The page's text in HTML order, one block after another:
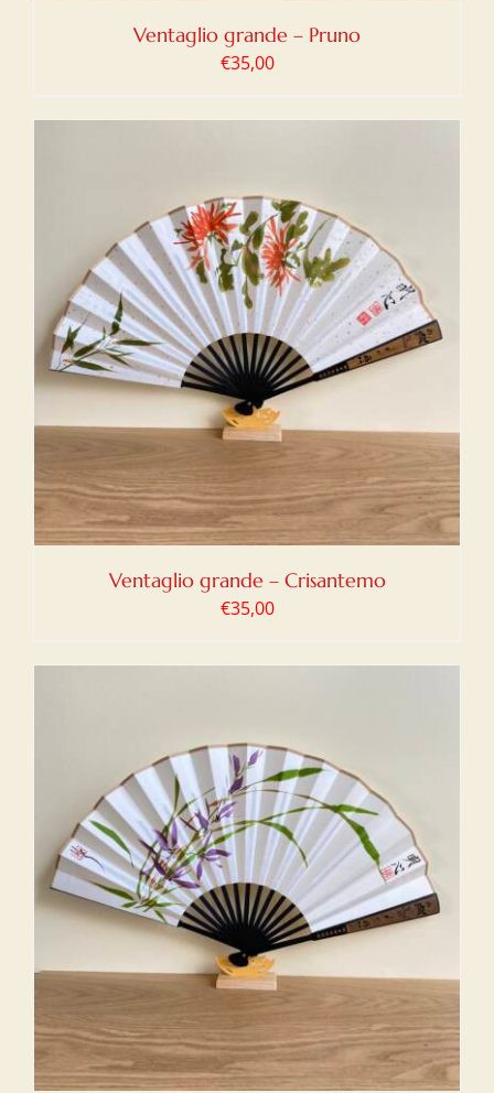
Ventaglio grande – Pruno
€35,00
Ventaglio grande – Crisantemo
€35,00